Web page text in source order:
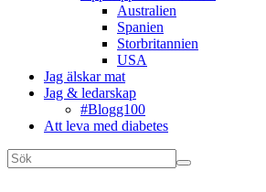
Australien
Spanien
Storbritannien
USA
Jag älskar mat
Jag & ledarskap
#Blogg100
Att leva med diabetes